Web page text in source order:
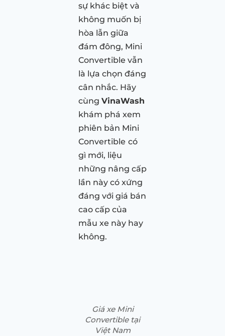
sự khác biệt và
không muốn bị
hòa lẫn giữa
đám đông, Mini
Convertible vẫn
là lựa chọn đáng
cân nhắc. Hãy
cùng VinaWash
khám phá xem
phiên bản Mini
Convertible có
gì mới, liệu
những nâng cấp
lần này có xứng
đáng với giá bán
cao cấp của
mẫu xe này hay
không.
Giá xe Mini
Convertible tại
Việt Nam